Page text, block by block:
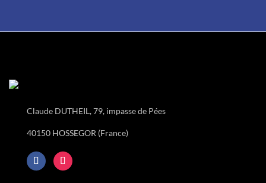
Claude DUTHEIL, 79, impasse de Pées
40150 HOSSEGOR (France)